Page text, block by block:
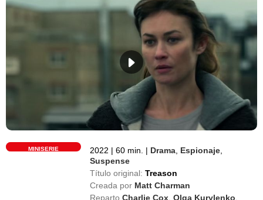
MINISERIE 2022 | 60 min. | Drama Espionaje
Suspense
Título original: Treason
Creada por Matt Charman
Reparto Charlie Cox ,Olga Kurylenko